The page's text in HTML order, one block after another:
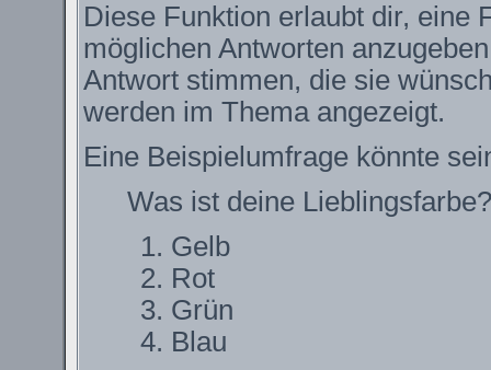
Diese Funktion erlaubt dir, eine
möglichen Antworten
Antwort stimmen, die sie
werden im Thema angezeigt.
Eine Beispielumfrage könnte
Was ist deine Lieblingsfarbe?
Gelb
Rot
Grün
Blau